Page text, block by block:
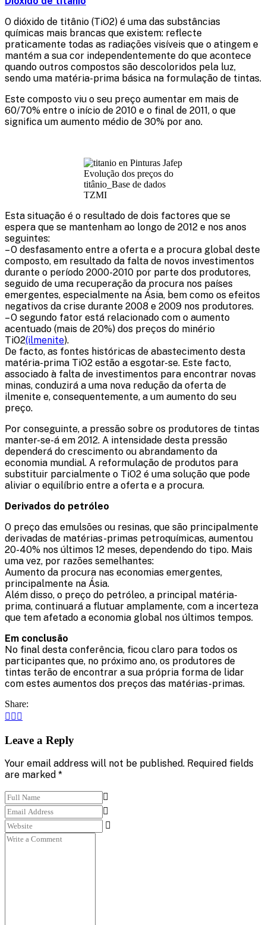
O dióxido de titânio (TiO2) é uma das substâncias
químicas mais brancas que existem: reflecte
praticamente todas as radiações visíveis que o atingem e
mantém a sua cor independentemente do que acontece
quando outros compostos são descoloridos pela luz,
sendo uma matéria-prima básica na formulação de tintas.
Este composto viu o seu preço aumentar em mais de
60/70% entre o início de 2010 e o final de 2011, o que
significa um aumento médio de 30% por ano.
Evolução dos preços do
titânio_Base de dados
TZMI
Esta situação é o resultado de dois factores que se
espera que se mantenham ao longo de 2012 e nos anos
seguintes:
– O desfasamento entre a oferta e a procura global deste
composto, em resultado da falta de novos investimentos
durante o período 2000-2010 por parte dos produtores,
seguido de uma recuperação da procura nos países
emergentes, especialmente na Ásia, bem como os efeitos
negativos da crise durante 2008 e 2009 nos produtores.
– O segundo fator está relacionado com o aumento
acentuado (mais de 20%) dos preços do minério
TiO2(ilmenite).
De facto, as fontes históricas de abastecimento desta
matéria-prima TiO2 estão a esgotar-se. Este facto,
associado à falta de investimentos para encontrar novas
minas, conduzirá a uma nova redução da oferta de
ilmenite e, consequentemente, a um aumento do seu
preço.
Por conseguinte, a pressão sobre os produtores de tintas
manter-se-á em 2012. A intensidade desta pressão
dependerá do crescimento ou abrandamento da
economia mundial. A reformulação de produtos para
substituir parcialmente o TiO2 é uma solução que pode
aliviar o equilíbrio entre a oferta e a procura.
Derivados do petróleo
O preço das emulsões ou resinas, que são principalmente
derivadas de matérias-primas petroquímicas, aumentou
20-40% nos últimos 12 meses, dependendo do tipo. Mais
uma vez, por razões semelhantes:
Aumento da procura nas economias emergentes,
principalmente na Ásia.
Além disso, o preço do petróleo, a principal matéria-
prima, continuará a flutuar amplamente, com a incerteza
que tem afetado a economia global nos últimos tempos.
Em conclusão
No final desta conferência, ficou claro para todos os
participantes que, no próximo ano, os produtores de
tintas terão de encontrar a sua própria forma de lidar
com estes aumentos dos preços das matérias-primas.
Share:
Leave a Reply
Your email address will not be published. Required fields
are marked *